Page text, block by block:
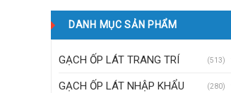
DANH MỤC SẢN PHẨM
GẠCH ỐP LÁT TRANG TRÍ (513)
GẠCH ỐP LÁT NHẬP KHẨU (280)